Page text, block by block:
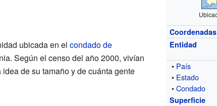
Coordenadas
Entidad
• País
• Estado
•Condado
Superficie
ubicada en el condado de
Según el censo del año 2000, vivían
de su tamaño y de cuánta gente